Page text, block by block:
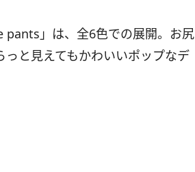
」は、全6色での展開。お尻
っと見えてもかわいいポップなデ